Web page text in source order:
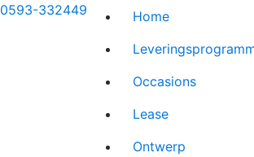
0593-332449
Home
Occasions
Lease
Ontwerp